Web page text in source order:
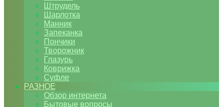
Штрудель
Шарлотка
Манник
Запеканка
Пончики
Творожник
Глазурь
Коврижка
Суфле
РАЗНОЕ
Обзор интернета
Бытовые вопросы